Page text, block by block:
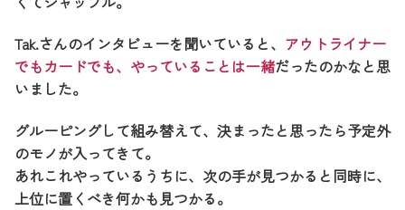
Tak.さんのインタビューを聞いていると、 アウトライナー
でもカードでも、やっていることは一緒だったのかなと思
いました。
グルーピングして組み替えて、決まったと思ったら予定外
のモノが入ってきて。
あれこれやっているうちに、次の手が見つかると同時に、
上位に置くべき何かも見つかる。